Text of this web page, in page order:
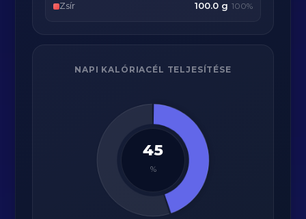
Zsír 100.0 g 100%
NAPI KALÓRIACÉL TELJESÍTÉSE
45
%